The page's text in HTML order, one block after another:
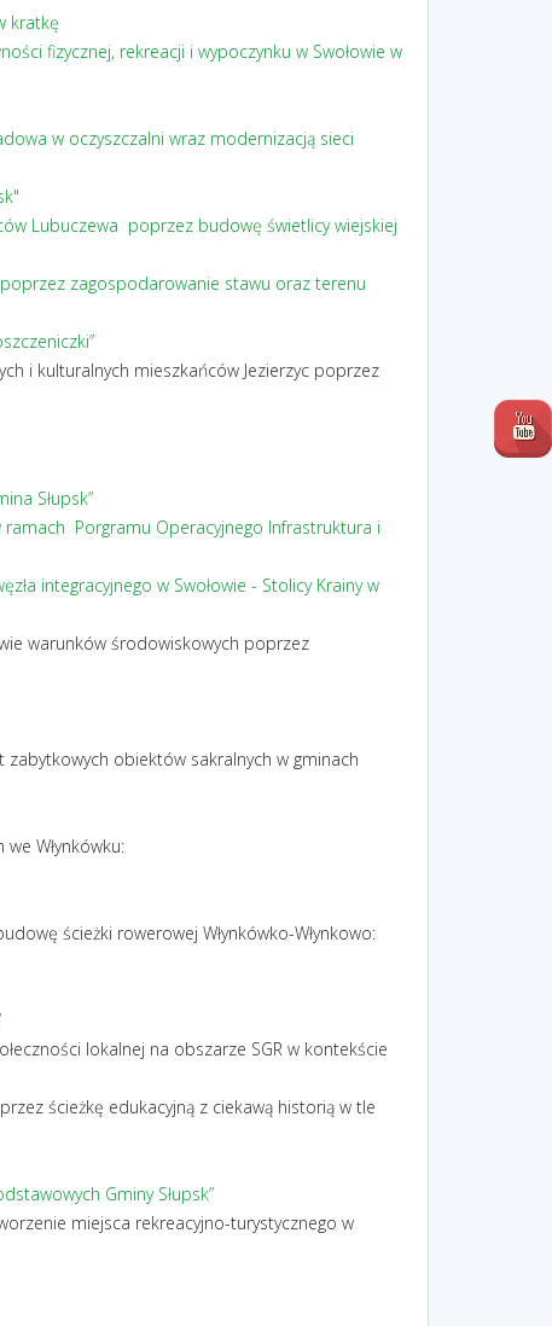
kratkę
fizycznej, rekreacji i wypoczynku w Swołowie w
w oczyszczalni wraz modernizacją sieci
Lubuczewa poprzez budowę świetlicy wiejskiej
zagospodarowanie stawu oraz terenu
i kulturalnych mieszkańców Jezierzyc poprzez
Słupsk”
ramach Porgramu Operacyjnego Infrastruktura i
integracyjnego w Swołowie - Stolicy Krainy w
warunków środowiskowych poprzez
zabytkowych obiektów sakralnych w gminach
Włynkówku:
ścieżki rowerowej Włynkówko-Włynkowo:
lokalnej na obszarze SGR w kontekście
ścieżkę edukacyjną z ciekawą historią w tle
Gminy Słupsk”
miejsca rekreacyjno-turystycznego w